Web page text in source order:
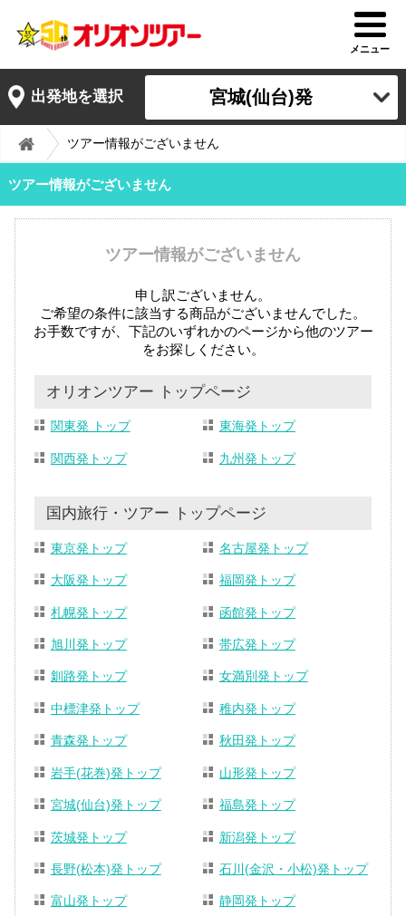
メニュー
出発地を選択 宮城(仙台)発
ツアー情報がございません
ツアー情報がございません
ツアー情報がございません
申し訳ございません。
ご希望の条件に該当する商品がございませんでした。
お手数ですが、下記のいずれかのページから他のツアー
をお探しください。
オリオンツアー トップページ
関東発 トップ 東海発トップ
関西発トップ 九州発トップ
国内旅行・ツアー トップページ
東京発トップ 名古屋発トップ
大阪発トップ 福岡発トップ
札幌発トップ 函館発トップ
旭川発トップ 帯広発トップ
釧路発トップ 女満別発トップ
中標津発トップ 稚内発トップ
青森発トップ 秋田発トップ
岩手(花巻)発トップ 山形発トップ
宮城(仙台)発トップ 福島発トップ
茨城発トップ 新潟発トップ
長野(松本)発トップ 石川(金沢・小松)発トップ
富山発トップ 静岡発トップ